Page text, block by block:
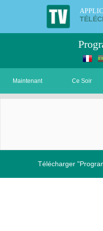
Maintenant Ce Soir
Télécharger